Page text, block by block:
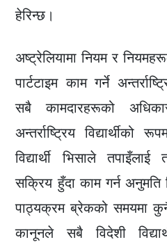
हेरिन्छ।
अष्ट्रेलियामा नियम र
पार्टटाइम काम गर्ने
सबै कामदारहरूको
अन्तर्राष्ट्रिय विद्यार्थीको
विद्यार्थी भिसाले
सक्रिय हुँदा काम गर्न अनुमति
पाठ्यक्रम ब्रेकको समयमा
कानूनले सबै विदेशी